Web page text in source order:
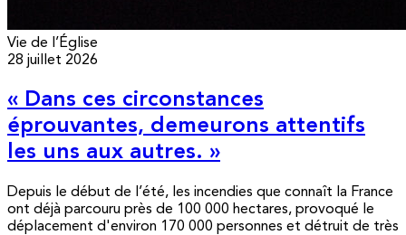
Vie de l’Église
28 juillet 2026
« Dans ces circonstances
éprouvantes, demeurons attentifs
les uns aux autres. »
Depuis le début de l’été, les incendies que connaît la France
ont déjà parcouru près de 100 000 hectares, provoqué le
déplacement d'environ 170 000 personnes et détruit de très